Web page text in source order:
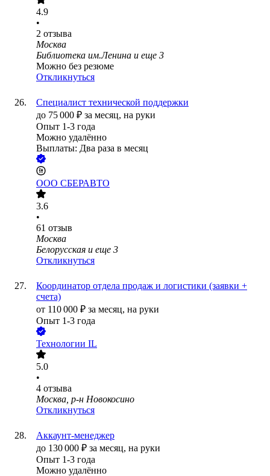
4.9
•
2 отзыва
Москва
Библиотека им.Ленина и еще 3
Можно без резюме
Откликнуться
Специалист технической поддержки
до 75 000 ₽ за месяц, на руки
Опыт 1-3 года
Можно удалённо
Выплаты: Два раза в месяц
ООО СБЕРАВТО
3.6
•
61 отзыв
Москва
Белорусская и еще 3
Откликнуться
Координатор отдела продаж и логистики (заявки +
счета)
от 110 000 ₽ за месяц, на руки
Опыт 1-3 года
Технологии IL
5.0
•
4 отзыва
Москва, р-н Новокосино
Откликнуться
Аккаунт-менеджер
до 130 000 ₽ за месяц, на руки
Опыт 1-3 года
Можно удалённо